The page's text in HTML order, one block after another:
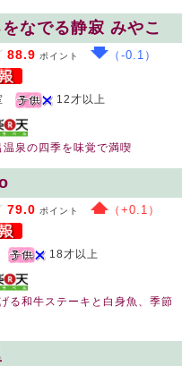
なでる静寂 みやこ
88.9 ポイント （-0.1）
12才以上
泉の四季を味覚で満喫
79.0 ポイント （+0.1）
18才以上
る和牛ステーキと白身魚、季節